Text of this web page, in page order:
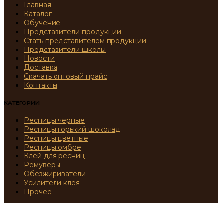
Главная
Каталог
Обучение
Представители продукции
Стать представителем продукции
Представители школы
Новости
Доставка
Скачать оптовый прайс
Контакты
КАТЕГОРИИ
Ресницы черные
Ресницы горький шоколад
Ресницы цветные
Ресницы омбре
Клей для ресниц
Ремуверы
Обезжириватели
Усилители клея
Прочее